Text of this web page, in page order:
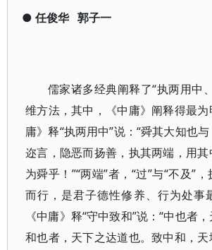
● 任俊华 郭子一
儒家诸多经典阐释了“执两用中
维方法，其中，《中庸》阐释得最
庸》释“执两用中”说：“舜其大知也
迩言，隐恶而扬善，执其两端，用
为舜乎！”“两端”者，“过”与“不及”
而行，是君子德性修养、行为处事
《中庸》释“守中致和”说：“中也者
和也者，天下之达道也。致中和，